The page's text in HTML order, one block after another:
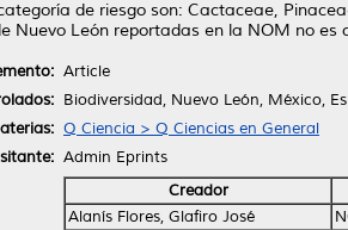
de riesgo son: Cactaceae,
Nuevo León reportadas en la NOM no es
Article
Biodiversidad, Nuevo León, México,
Q Ciencia > Q Ciencias en General
Admin Eprints
Creador
Alanís Flores, Glafiro José